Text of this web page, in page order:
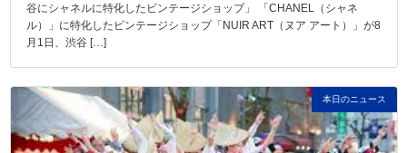
谷にシャネルに特化したビンテージショップ」 「CHANEL（シャネ
ル）」に特化したビンテージショップ「NUIR ART（ヌア アート）」が8
月1日、渋谷 […]
本日のニュース